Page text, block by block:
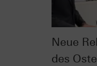
Neue
des